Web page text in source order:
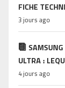
FICHE
3 jours ago
ULTRA :
4 jours ago